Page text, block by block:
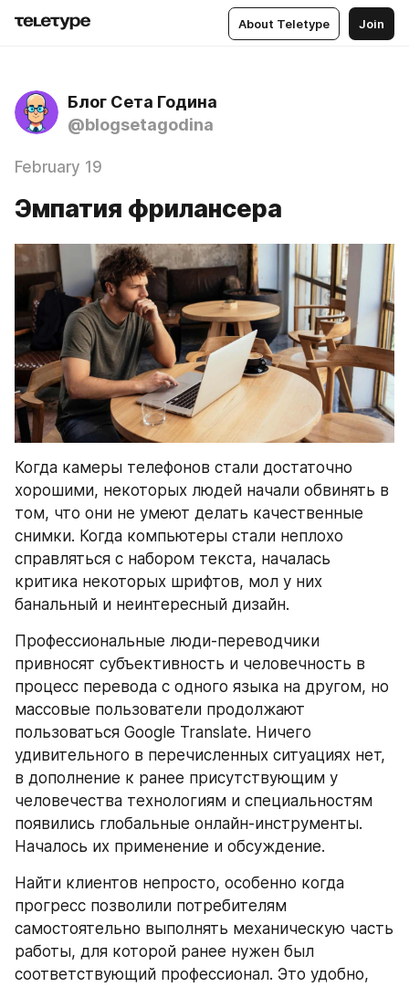
About Teletype Join
Блог Сета Година
@blogsetagodina
February 19
Эмпатия фрилансера
Когда камеры телефонов стали достаточно
хорошими, некоторых людей начали обвинять в
том, что они не умеют делать качественные
снимки. Когда компьютеры стали неплохо
справляться с набором текста, началась
критика некоторых шрифтов, мол у них
банальный и неинтересный дизайн.
Профессиональные люди-переводчики
привносят субъективность и человечность в
процесс перевода с одного языка на другом, но
массовые пользователи продолжают
пользоваться Google Translate. Ничего
удивительного в перечисленных ситуациях нет,
в дополнение к ранее присутствующим у
человечества технологиям и специальностям
появились глобальные онлайн-инструменты.
Началось их применение и обсуждение.
Найти клиентов непросто, особенно когда
прогресс позволили потребителям
самостоятельно выполнять механическую часть
работы, для которой ранее нужен был
соответствующий профессионал. Это удобно,